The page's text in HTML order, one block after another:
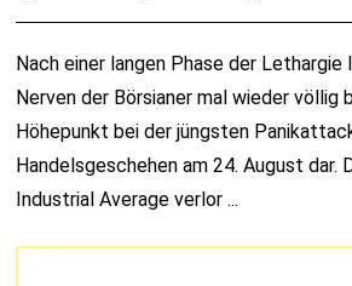
Nach einer langen Phase der
Nerven der Börsianer mal wieder völlig
Höhepunkt bei der jüngsten
Handelsgeschehen am 24. August dar.
Industrial Average verlor ...